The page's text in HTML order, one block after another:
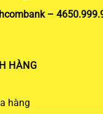
–
HÀNG
hàng